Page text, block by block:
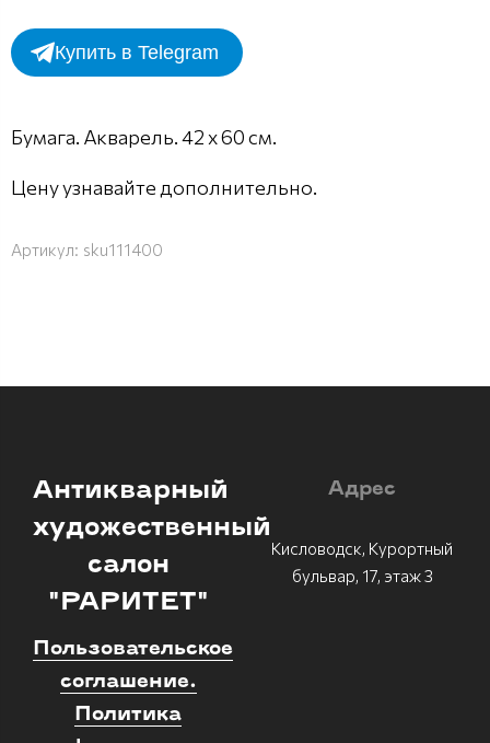
Купить в Telegram
Бумага. Акварель. 42 х 60 см.
Цену узнавайте дополнительно.
Артикул: sku111400
Антикварный
художественный
салон
"РАРИТЕТ"
Пользовательское
соглашение.
Политика
Адрес
Кисловодск, Курортный
бульвар, 17, этаж 3